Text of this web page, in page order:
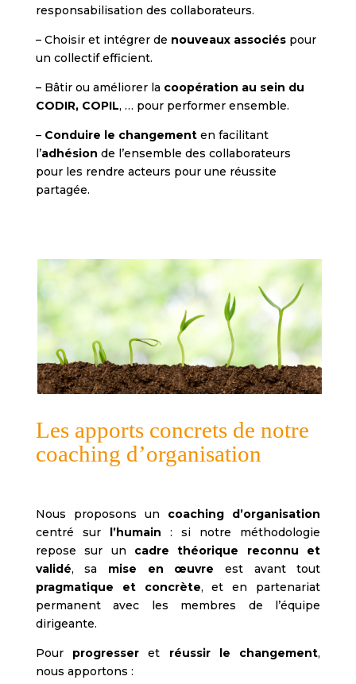
responsabilisation des collaborateurs.
– Choisir et intégrer de nouveaux associéspour
un collectif efficient.
– Bâtir ou améliorer la coopération au sein du
CODIR, COPIL, … pour performer ensemble.
– Conduire le changementen facilitant
l’adhésion de l’ensemble des collaborateurs
pour les rendre acteurs pour une réussite
partagée.
Les apports concrets de notre
coaching d’organisation
Nous proposons un coaching d’organisation
centré sur l’humain : si notre méthodologie
repose sur un cadre théorique reconnu et
validé, sa mise en œuvre est avant tout
pragmatique et concrète, et en partenariat
permanent avec les membres de l’équipe
dirigeante.
Pour progresseret réussir le changement,
nous apportons :